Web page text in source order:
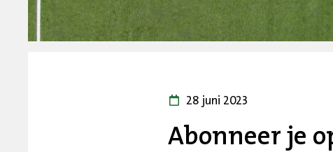
Abonneer je
28 juni 2023